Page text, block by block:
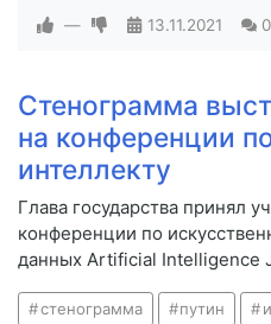
— 13.11.2021 0
Стенограмма
на конференции
интеллекту
Глава государства принял
конференции по
данных Artificial Intelligence
стенограмма путин